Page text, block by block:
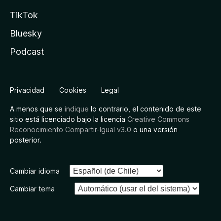
TikTok
Bluesky
Podcast
Privacidad Cookies Legal
A menos que se indique lo contrario, el contenido de este
sitio está licenciado bajo la licencia Creative Commons
Reconocimiento Compartir-Igual v3.0 o una versión
posterior.
Cambiar idioma
Cambiar tema